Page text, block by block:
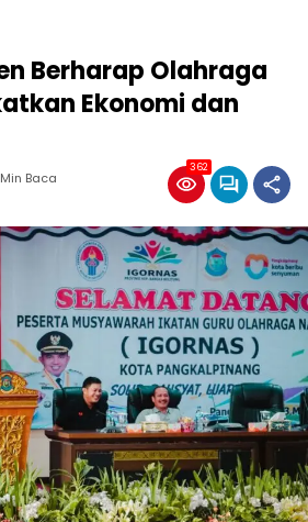
Berharap Olahraga
Ekonomi dan
Baca
362